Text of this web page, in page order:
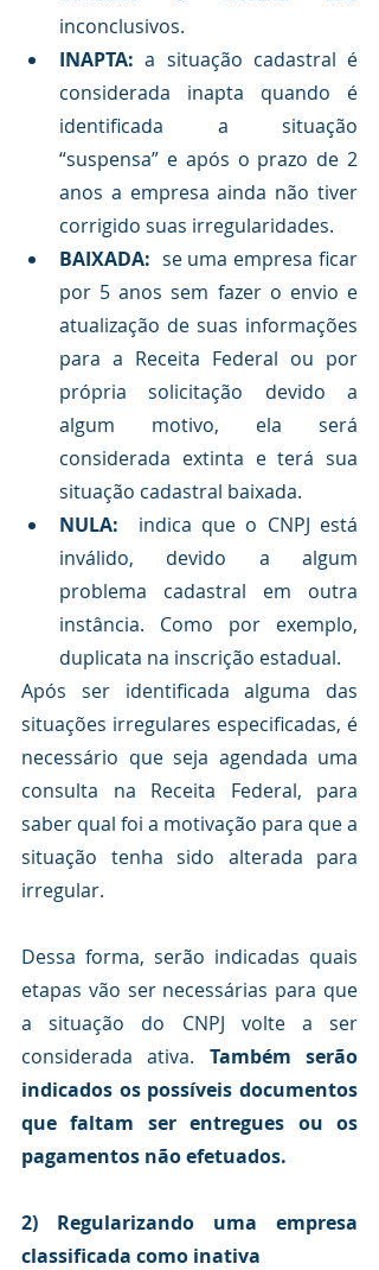
inconclusivos.
INAPTA: a situação cadastral é
considerada inapta quando é
identificada a situação
“suspensa” e após o prazo de 2
anos a empresa ainda não tiver
corrigido suas irregularidades.
BAIXADA:
  se uma empresa ficar
por 5 anos sem fazer o envio e
atualização de suas informações
para a Receita Federal ou por
própria solicitação devido a
algum motivo, ela será
considerada extinta e terá sua
situação cadastral baixada.
NULA:
indica que o CNPJ está
inválido, devido a algum
problema cadastral em outra
instância. Como por exemplo,
duplicata na inscrição estadual.
Após ser identificada alguma das
situações irregulares especificadas, é
necessário que seja agendada uma
consulta na Receita Federal, para
saber qual foi a motivação para que a
situação tenha sido alterada para
irregular.
Dessa forma, serão indicadas quais
etapas vão ser necessárias para que
a situação do CNPJ volte a ser
considerada ativa. Também serão
indicados os possíveis documentos
que faltam ser entregues ou os
pagamentos não efetuados.
2) Regularizando uma empresa
classificada como inativa